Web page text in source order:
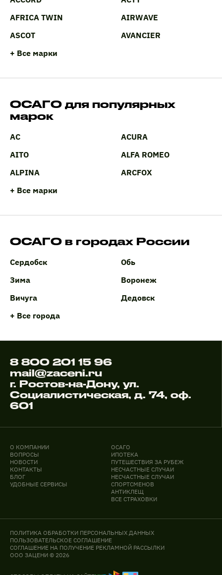
AFRICA TWIN
AIRWAVE
ASCOT
AVANCIER
+ Все марки
ОСАГО для популярных
марок
AC
ACURA
AITO
ALFA ROMEO
ALPINA
ARCFOX
+ Все марки
ОСАГО в городах России
Сердобск
Обь
Зима
Воронеж
Вичуга
Дедовск
+ Все города
8 800 201 15 96
mail@zaceni.ru
г. Ростов-на-Дону, ул.
Социалистическая, д. 74, оф.
601
О КОМПАНИИ
ВОПРОСЫ
НОВОСТИ
КОНТАКТЫ
БЛОГ
УДОБНЫЕ СЕРВИСЫ
ОСАГО
ИПОТЕКА
ПУТЕШЕСТВИЯ ЗА РУБЕЖ
НЕСЧАСТНЫЕ СЛУЧАИ
НЕСЧАСТНЫЕ СЛУЧАИ
СПОРТСМЕНОВ
АНТИКЛЕЩ
ВСЕ СТРАХОВКИ
ПОЛИТИКА ОБРАБОТКИ ПЕРСОНАЛЬНЫХ ДАННЫХ
ПОЛЬЗОВАТЕЛЬСКОЕ СОГЛАШЕНИЕ
СОГЛАШЕНИЕ НА ПОЛУЧЕНИЕ РЕКЛАМНОЙ РАССЫЛКИ
ООО ЗАЦЕНИ © 2026